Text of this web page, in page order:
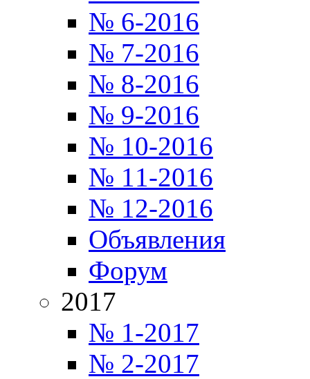
№ 6-2016
№ 7-2016
№ 8-2016
№ 9-2016
№ 10-2016
№ 11-2016
№ 12-2016
Объявления
Форум
2017
№ 1-2017
№ 2-2017